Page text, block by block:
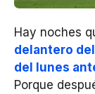
Hay noches
delantero
del lunes
Porque